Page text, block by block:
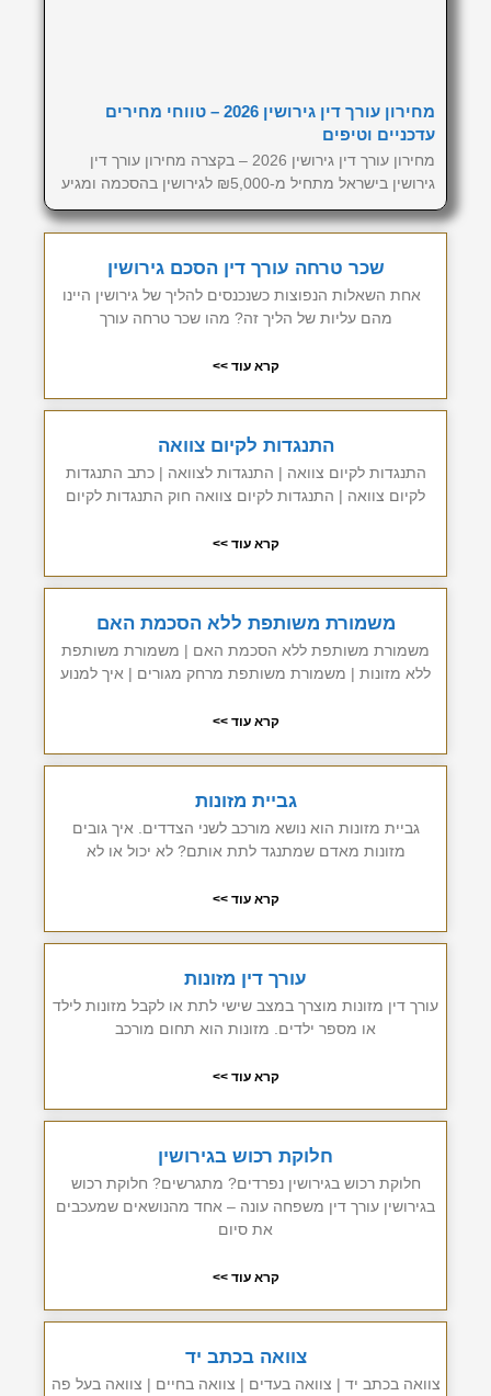
מחירון עורך דין גירושין 2026 – טווחי מחירים
עדכניים וטיפים
מחירון עורך דין גירושין 2026 – בקצרה מחירון עורך דין
גירושין בישראל מתחיל מ-₪5,000 לגירושין בהסכמה ומגיע
שכר טרחה עורך דין הסכם גירושין
אחת השאלות הנפוצות כשנכנסים להליך של גירושין היינו
מהם עליות של הליך זה? מהו שכר טרחה עורך
קרא עוד >>
התנגדות לקיום צוואה
התנגדות לקיום צוואה | התנגדות לצוואה | כתב התנגדות
לקיום צוואה | התנגדות לקיום צוואה חוק התנגדות לקיום
קרא עוד >>
משמורת משותפת ללא הסכמת האם
משמורת משותפת ללא הסכמת האם | משמורת משותפת
ללא מזונות | משמורת משותפת מרחק מגורים | איך למנוע
קרא עוד >>
גביית מזונות
גביית מזונות הוא נושא מורכב לשני הצדדים. איך גובים
מזונות מאדם שמתנגד לתת אותם? לא יכול או לא
קרא עוד >>
עורך דין מזונות
עורך דין מזונות מוצרך במצב שישי לתת או לקבל מזונות לילד
או מספר ילדים. מזונות הוא תחום מורכב
קרא עוד >>
חלוקת רכוש בגירושין
חלוקת רכוש בגירושין נפרדים? מתגרשים? חלוקת רכוש
בגירושין עורך דין משפחה עונה – אחד מהנושאים שמעכבים
את סיום
קרא עוד >>
צוואה בכתב יד
צוואה בכתב יד | צוואה בעדים | צוואה בחיים | צוואה בעל פה